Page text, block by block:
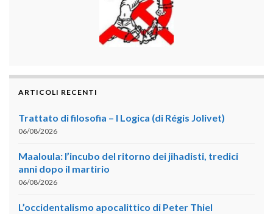
ARTICOLI RECENTI
Trattato di filosofia – I Logica (di Régis Jolivet)
06/08/2026
Maaloula: l’incubo del ritorno dei jihadisti, tredici
anni dopo il martirio
06/08/2026
L’occidentalismo apocalittico di Peter Thiel